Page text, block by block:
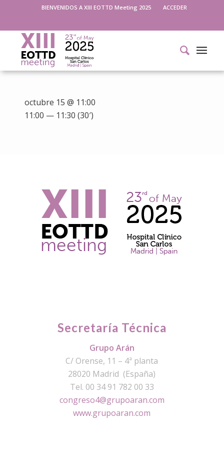
BIENVENIDOS A XIII EOTTD Meeting 2025 ACCEDER
octubre 15 @ 11:00
11:00 — 11:30 (30′)
Secretaría Técnica
Grupo Arán
C/ Orense, 11 – 4ª planta
28020 Madrid (España)
Tel. 00 34 91 782 00 33
congreso4@grupoaran.com
www.grupoaran.com